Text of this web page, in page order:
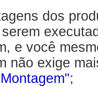
dos
e você
não exige
;